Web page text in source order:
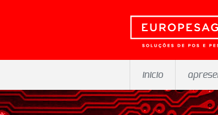
inicio